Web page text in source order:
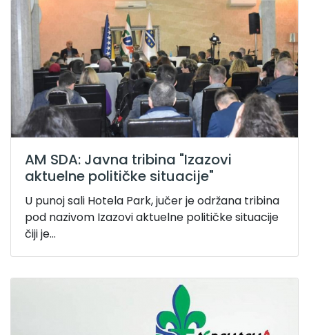
AM SDA: Javna tribina "Izazovi
aktuelne političke situacije"
U punoj sali Hotela Park, jučer je održana tribina
pod nazivom Izazovi aktuelne političke situacije
čiji je...